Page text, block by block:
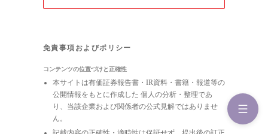
免責事項およびポリシー
コンテンツの位置づけと正確性
本サイトは有価証券報告書・IR資料・書籍・報道等の
公開情報をもとに作成した 個人の分析・整理であ
り、当該企業および関係者の公式見解ではありませ
ん。